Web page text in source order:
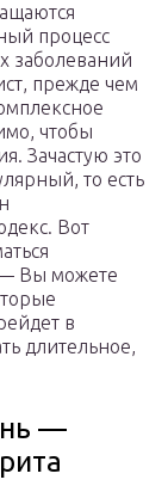
процесс
заболеваний
прежде чем
чтобы
Зачастую это
то есть
Вот
— Вы можете
в
длительное,
—